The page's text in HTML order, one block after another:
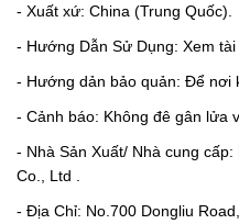
- Xuất xứ: China (Trung Quốc).
- Hướng Dẫn Sử Dụng: Xem tài
- Hướng dản bảo quản: Để nơi
- Cảnh báo: Không đê gân lửa
- Nhà Sản Xuất/ Nhà cung
Co., Ltd .
- Địa Chỉ: No.700 Dongliu